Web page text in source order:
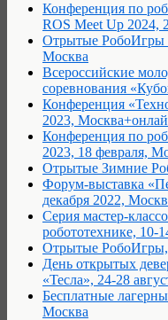
Конференция по
ROS Meet Up 2024,
Отрытые РобоИгры
Москва
Всероссийские
соревнования
Конференция
2023,
Конференция по
2023, 18 февраля,
Отрытые Зимние
Форум-выставка
декабря 2022,
Серия мастер-
робототехнике, 10-
Отрытые РобоИгры,
День открытых
«Тесла», 24-28
Бесплатные
Москва